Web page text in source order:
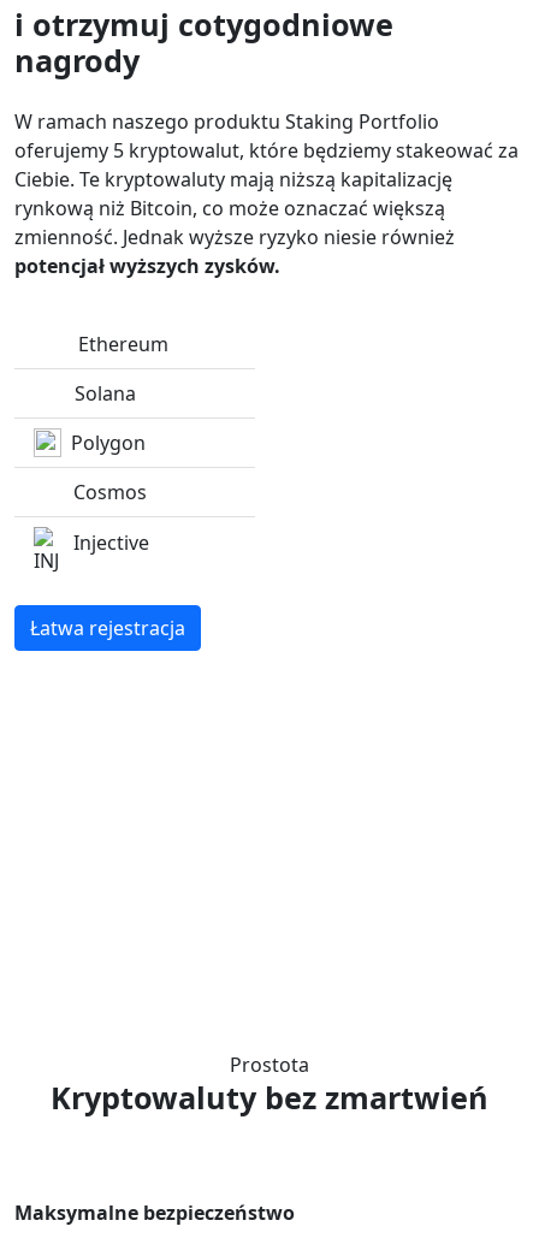
i otrzymuj cotygodniowe
nagrody
W ramach naszego produktu Staking Portfolio
oferujemy 5 kryptowalut, które będziemy stakeować za
Ciebie. Te kryptowaluty mają niższą kapitalizację
rynkową niż Bitcoin, co może oznaczać większą
zmienność. Jednak wyższe ryzyko niesie również
potencjał wyższych zysków.
Ethereum
Solana
Polygon
Cosmos
Injective
Łatwa rejestracja
Prostota
Kryptowaluty bez zmartwień
Maksymalne bezpieczeństwo